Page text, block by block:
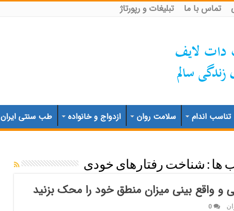
تماس با ما تبلیغات و رپورتاژ
تناسب اندام سلامت روان ازدواج و خانواده طب سنتی ایران
ها : شناخت رفتارهای خودی
واقع بینی میزان منطق خود را محک بزنید
0